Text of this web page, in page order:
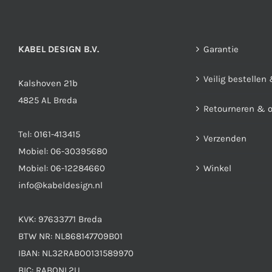
de
KABEL DESIGN B.V.
Kalshoven 21b
4825 AL Breda
Tel: 0161-413415
Mobiel: 06-30395680
Mobiel: 06-12284660
info@kabeldesign.nl
KVK: 97633771 Breda
BTW NR: NL868147709B01
IBAN: NL32RABO0131589970
Garantie
Veilig bestellen
Retourneren &
Verzenden
Winkel